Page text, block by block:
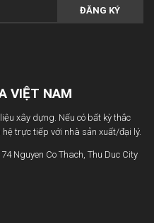
ĐĂNG KÝ
VIỆT NAM
xây dựng. Nếu có bất kỳ thắc
trực tiếp với nhà sản xuất/đại lý.
Nguyen Co Thach, Thu Duc City